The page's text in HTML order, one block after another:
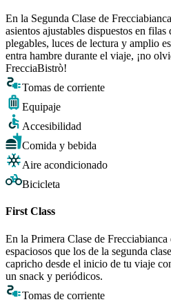
En la Segunda Clase de
asientos ajustables dispuestos en
plegables, luces de lectura y amplio
entra hambre durante el viaje, ¡no
FrecciaBistrò!
Tomas de corriente
Equipaje
Accesibilidad
Comida y bebida
Aire acondicionado
Bicicleta
First Class
En la Primera Clase de Frecciabianca
espaciosos que los de la segunda
capricho desde el inicio de tu viaje
un snack y periódicos.
Tomas de corriente